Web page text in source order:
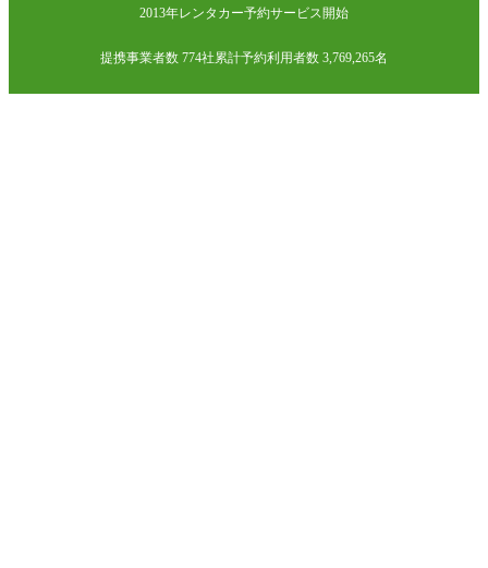
2013年レンタカー予約サービス開始
提携事業者数 774社累計予約利用者数 3,769,265名